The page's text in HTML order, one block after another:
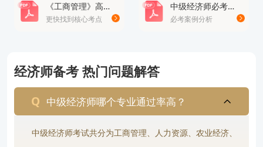
经济、旅游经济、知识产权。考生需从中选择其一报
人力资源管理：招聘配置、绩效管理、薪酬设计、劳
动关系等，计算题极少，通过率约37%。
工商管理：企业战略、市场营销、生产运营、财务管
理等，计算题占比10%15%，通过率约25%。
《工商管理》高频考点
更快找到核心考点
中级经济师必考案例分析题
必考案例分析
经济师备考 热门问题解答
中级经济师哪个专业通过率高？
中级经济师考试共分为工商管理、人力资源、农业经济、